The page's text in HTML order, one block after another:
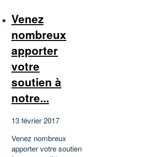
Venez
nombreux
apporter
votre
soutien à
notre...
13 février 2017
Venez nombreux
apporter votre soutien